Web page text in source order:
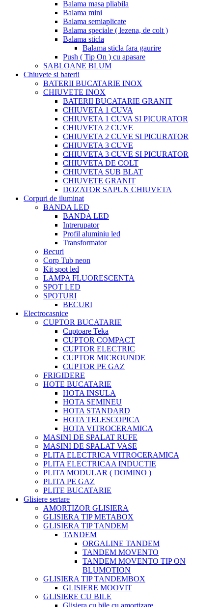
Balama masa pliabila
Balama mini
Balama semiaplicate
Balama speciale ( lezena, de colt )
Balama sticla
Balama sticla fara gaurire
Push ( Tip On ) cu apasare
SABLOANE BLUM
Chiuvete si baterii
BATERII BUCATARIE INOX
CHIUVETE INOX
BATERII BUCATARIE GRANIT
CHIUVETA 1 CUVA
CHIUVETA 1 CUVA SI PICURATOR
CHIUVETA 2 CUVE
CHIUVETA 2 CUVE SI PICURATOR
CHIUVETA 3 CUVE
CHIUVETA 3 CUVE SI PICURATOR
CHIUVETA DE COLT
CHIUVETA SUB BLAT
CHIUVETE GRANIT
DOZATOR SAPUN CHIUVETA
Corpuri de iluminat
BANDA LED
BANDA LED
Intrerupator
Profil aluminiu led
Transformator
Becuri
Corp Tub neon
Kit spot led
LAMPA FLUORESCENTA
SPOT LED
SPOTURI
BECURI
Electrocasnice
CUPTOR BUCATARIE
Cuptoare Teka
CUPTOR COMPACT
CUPTOR ELECTRIC
CUPTOR MICROUNDE
CUPTOR PE GAZ
FRIGIDERE
HOTE BUCATARIE
HOTA INSULA
HOTA SEMINEU
HOTA STANDARD
HOTA TELESCOPICA
HOTA VITROCERAMICA
MASINI DE SPALAT RUFE
MASINI DE SPALAT VASE
PLITA ELECTRICA VITROCERAMICA
PLITA ELECTRICAA INDUCTIE
PLITA MODULAR ( DOMINO )
PLITA PE GAZ
PLITE BUCATARIE
Glisiere sertare
AMORTIZOR GLISIERA
GLISIERA TIP METABOX
GLISIERA TIP TANDEM
TANDEM
ORGALINE TANDEM
TANDEM MOVENTO
TANDEM MOVENTO TIP ON
BLUMOTION
GLISIERA TIP TANDEMBOX
GLISIERE MOOVIT
GLISIERE CU BILE
Glisiera cu bile cu amortizare